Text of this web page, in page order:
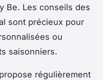
Be. Les conseils des
sont précieux pour
ou
saisonniers.
régulièrement